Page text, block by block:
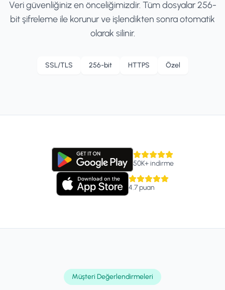
Veri güvenliğiniz en önceliğimizdir. Tüm dosyalar 256-
bit şifreleme ile korunur ve işlendikten sonra otomatik
olarak silinir.
SSL/TLS 256-bit HTTPS Özel
50K+indirme
4.7puan
Müşteri Değerlendirmeleri